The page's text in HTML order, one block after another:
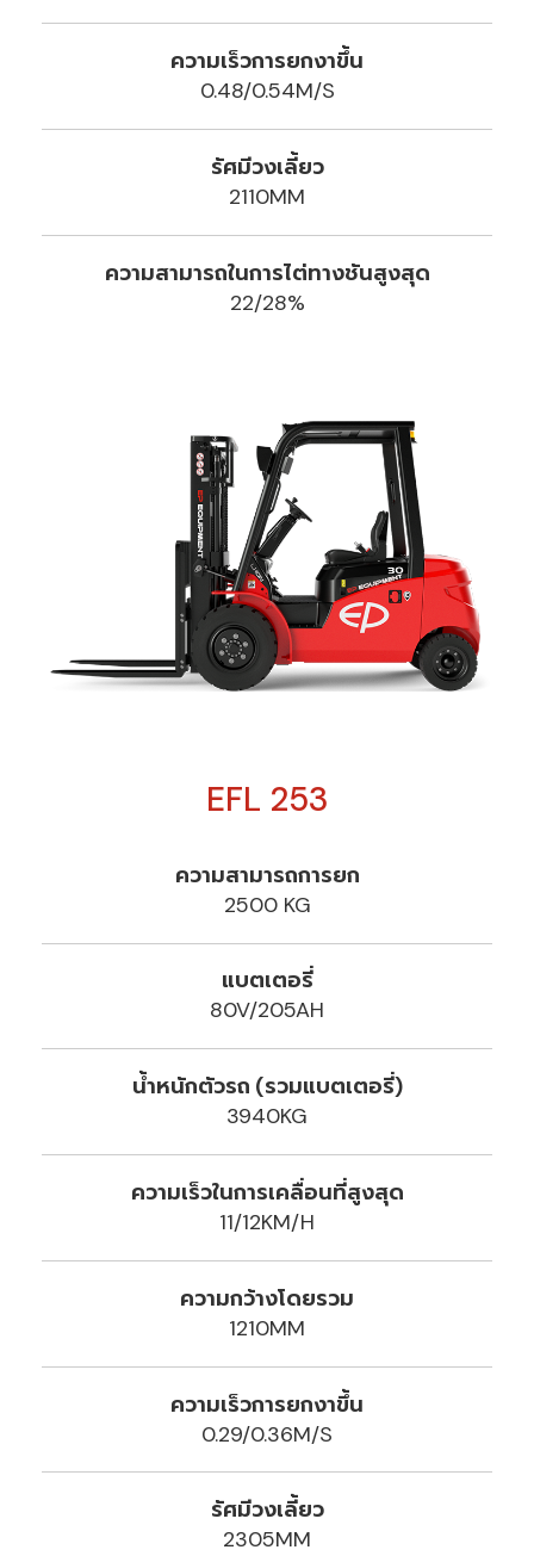
ความเร็วการยกงาขึ้น
0.48/0.54M/S
รัศมีวงเลี้ยว
2110MM
ความสามารถในการไต่ทางชันสูงสุด
22/28%
EFL 253
ความสามารถการยก
2500 KG
แบตเตอรี่
80V/205AH
น้ำหนักตัวรถ (รวมแบตเตอรี่)
3940KG
ความเร็วในการเคลื่อนที่สูงสุด
11/12KM/H
ความกว้างโดยรวม
1210MM
ความเร็วการยกงาขึ้น
0.29/0.36M/S
รัศมีวงเลี้ยว
2305MM